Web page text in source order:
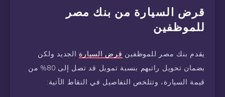
قرض السيارة من بنك مصر
للموظفين
يقدم بنك مصر للموظفين قرض السيارة الجديد ولكن
بضمان تحويل راتبهم بنسبة تمويل قد تصل إلى 80% من
قيمة السيارة، وتتلخص التفاصيل في النقاط الآتية: